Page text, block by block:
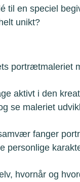
til en speciel
unikt?
portrætmaleriet
aktivt i den
se maleriet
fanger
personlige
hvornår og